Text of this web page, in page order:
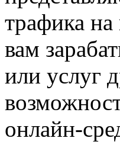
трафика
вам
или услуг
онлайн-